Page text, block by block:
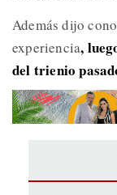
Además dijo
experiencia,
del trienio